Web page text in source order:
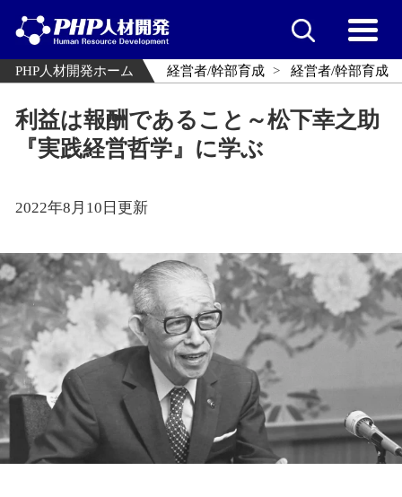
PHP人材開発ホーム 経営者/幹部育成 経営者/幹部育成
利益は報酬であること～松下幸之助
『実践経営哲学』に学ぶ
2022年8月10日更新